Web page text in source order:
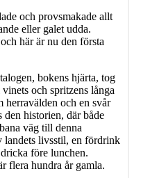
och provsmakade allt
eller galet udda.
här är nu den första
bokens hjärta, tog
och spritzens långa
herravälden och en svår
den historien, där både
väg till denna
landets livsstil, en fördrink
före lunchen.
flera hundra år gamla.